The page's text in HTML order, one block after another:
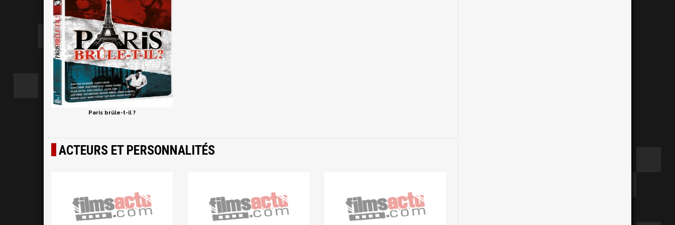
Paris brûle-t-il ?
ACTEURS ET PERSONNALITÉS